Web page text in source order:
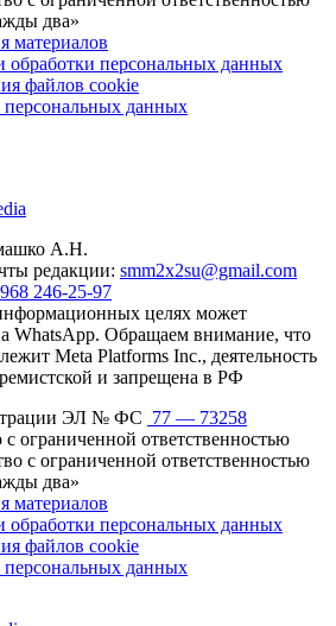
два»
материалов
персональных данных
файлов cookie
персональных данных
А.Н.
редакции: smm2x2su@gmail.com
246-25-97
целях может
WhatsApp. Обращаем внимание, что
Meta Platforms Inc., деятельность
и запрещена в РФ
ЭЛ № ФС 77 — 73258
ограниченной ответственностью
с ограниченной ответственностью
два»
материалов
персональных данных
файлов cookie
персональных данных